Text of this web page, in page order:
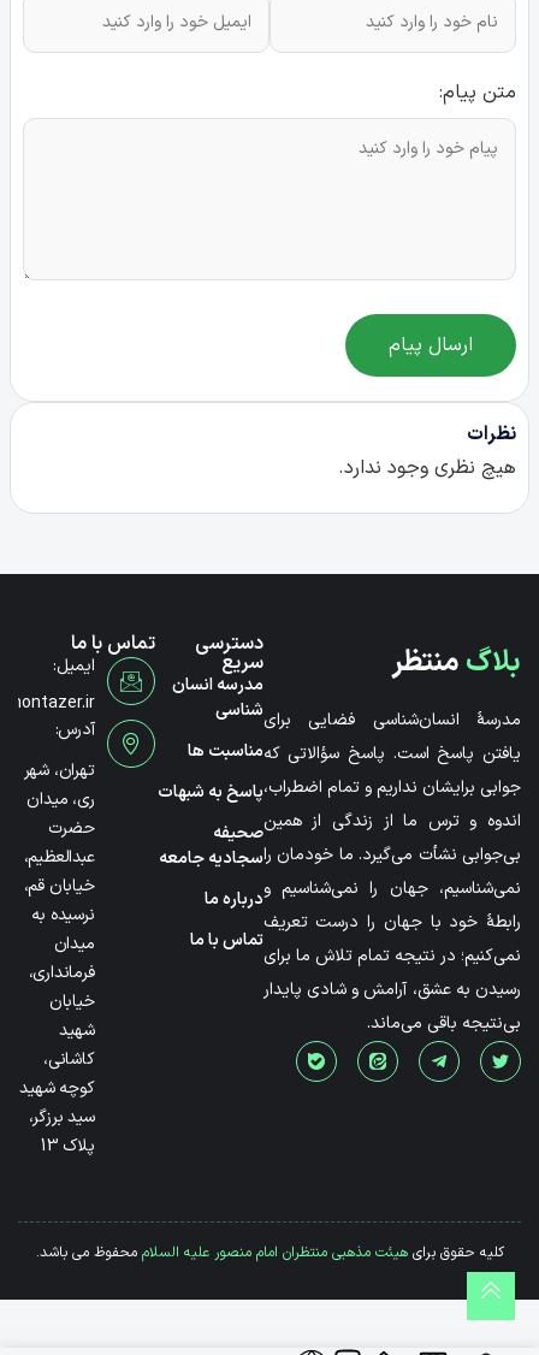
متن پیام:
ارسال پیام
نظرات
هیچ نظری وجود ندارد.
بلاگمنتظر
مدرسۀ انسان‌شناسی فضایی برای
یافتن پاسخ است. پاسخ سؤالاتی که
جوابی برایشان نداریم و تمام اضطراب،
اندوه و ترس ما از زندگی از همین
بی‌جوابی نشأت می‌گیرد. ما خودمان را
نمی‌شناسیم، جهان را نمی‌شناسیم و
رابطۀ خود با جهان را درست تعریف
نمی‌کنیم؛ در نتیجه تمام تلاش ما برای
رسیدن به عشق، آرامش و شادی پایدار
بی‌نتیجه باقی می‌ماند.
دسترسی
سریع
مدرسه انسان
شناسی
مناسبت ها
پاسخ به شبهات
صحیفه
سجادیه جامعه
درباره ما
تماس با ما
تماس با ما
ایمیل:
آدرس:
تهران، شهر
ری، میدان
حضرت
عبدالعظیم،
خیابان قم،
نرسیده به
میدان
فرمانداری،
خیابان
شهید
کاشانی،
کوچه شهید
سید برزگر،
پلاک 13
کلیه حقوق برایهیئت مذهبی منتظران امام منصور علیه السلاممحفوظ می باشد.